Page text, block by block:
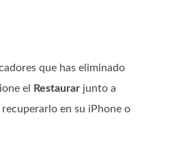
que has eliminado
el
Restaurar junto a
en su iPhone o